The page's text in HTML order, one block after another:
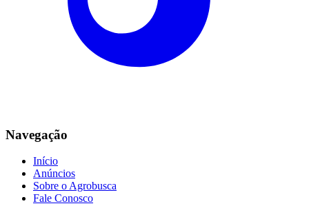
Navegação
Início
Anúncios
Sobre o Agrobusca
Fale Conosco